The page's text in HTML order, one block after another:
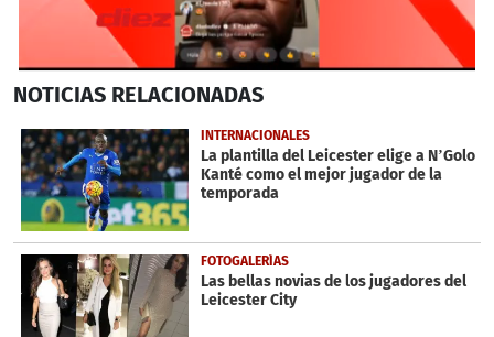
seconds
4
minutes,
16
seconds
NOTICIAS RELACIONADAS
INTERNACIONALES
La plantilla del Leicester elige a N’Golo
Kanté como el mejor jugador de la
temporada
FOTOGALERÍAS
Las bellas novias de los jugadores del
Leicester City